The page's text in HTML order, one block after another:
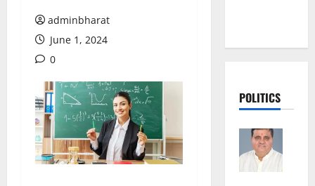
adminbharat
June 1, 2024
0
POLITICS